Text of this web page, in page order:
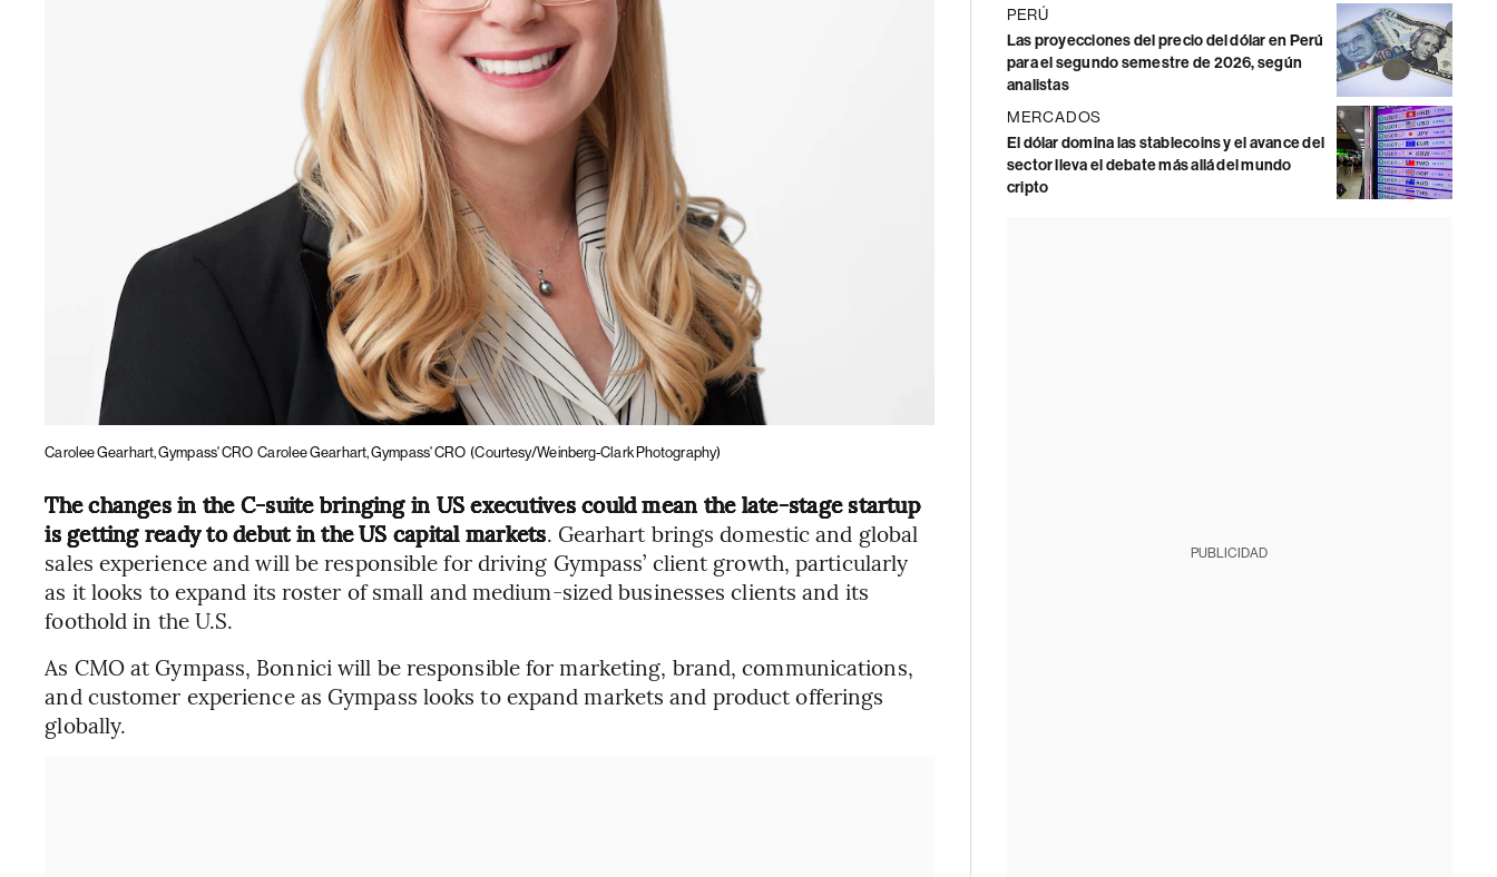
Carolee Gearhart, Gympass' CRO Carolee Gearhart, Gympass' CRO (Courtesy/Weinberg-Clark Photography)
The changes in the C-suite bringing in US executives could mean the late-stage startup
is getting ready to debut in the US capital markets. Gearhart brings domestic and global
sales experience and will be responsible for driving Gympass’ client growth, particularly
as it looks to expand its roster of small and medium-sized businesses clients and its
foothold in the U.S.
As CMO at Gympass, Bonnici will be responsible for marketing, brand, communications,
and customer experience as Gympass looks to expand markets and product offerings
globally.
PERÚ
Las proyecciones del precio del dólar en Perú
para el segundo semestre de 2026, según
analistas
MERCADOS
El dólar domina las stablecoins y el avance del
sector lleva el debate más allá del mundo
cripto
PUBLICIDAD